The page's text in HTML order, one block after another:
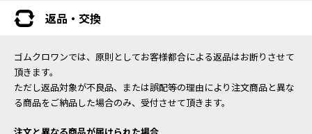
返品・交換
ゴムクロワンでは、原則としてお客様都合による返品はお断りさせて
頂きます。
ただし返品対象が不良品、または誤配等の理由により注文商品と異な
る商品をご納品した場合のみ、受付させて頂きます。